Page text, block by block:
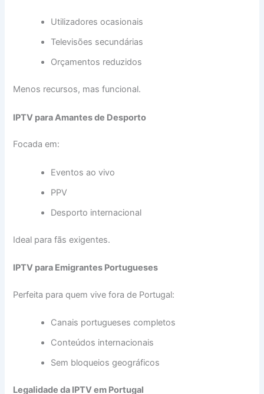
Utilizadores ocasionais
Televisões secundárias
Orçamentos reduzidos
Menos recursos, mas funcional.
IPTV para Amantes de Desporto
Focada em:
Eventos ao vivo
PPV
Desporto internacional
Ideal para fãs exigentes.
IPTV para Emigrantes Portugueses
Perfeita para quem vive fora de Portugal:
Canais portugueses completos
Conteúdos internacionais
Sem bloqueios geográficos
Legalidade da IPTV em Portugal